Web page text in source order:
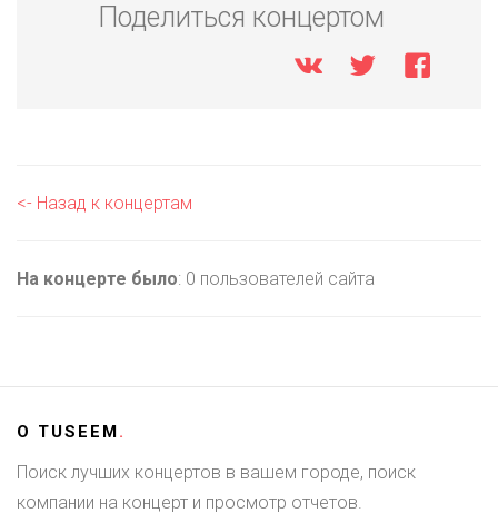
Поделиться концертом
<- Назад к концертам
На концерте было: 0 пользователей сайта
О TUSEEM.
Поиск лучших концертов в вашем городе, поиск
компании на концерт и просмотр отчетов.